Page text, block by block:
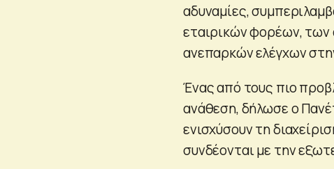
αδυναμίες,
εταιρικών φορέων,
ανεπαρκών ελέγχων
Ένας από τους πιο
ανάθεση, δήλωσε ο
ενισχύσουν τη
συνδέονται με την